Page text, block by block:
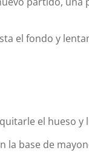
el fondo y
el hueso
la base de